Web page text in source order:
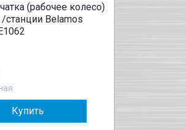
(рабочее колесо)
/станции Belamos
Купить